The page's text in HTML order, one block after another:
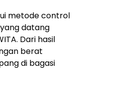
metode control
datang
Dari hasil
berat
di bagasi